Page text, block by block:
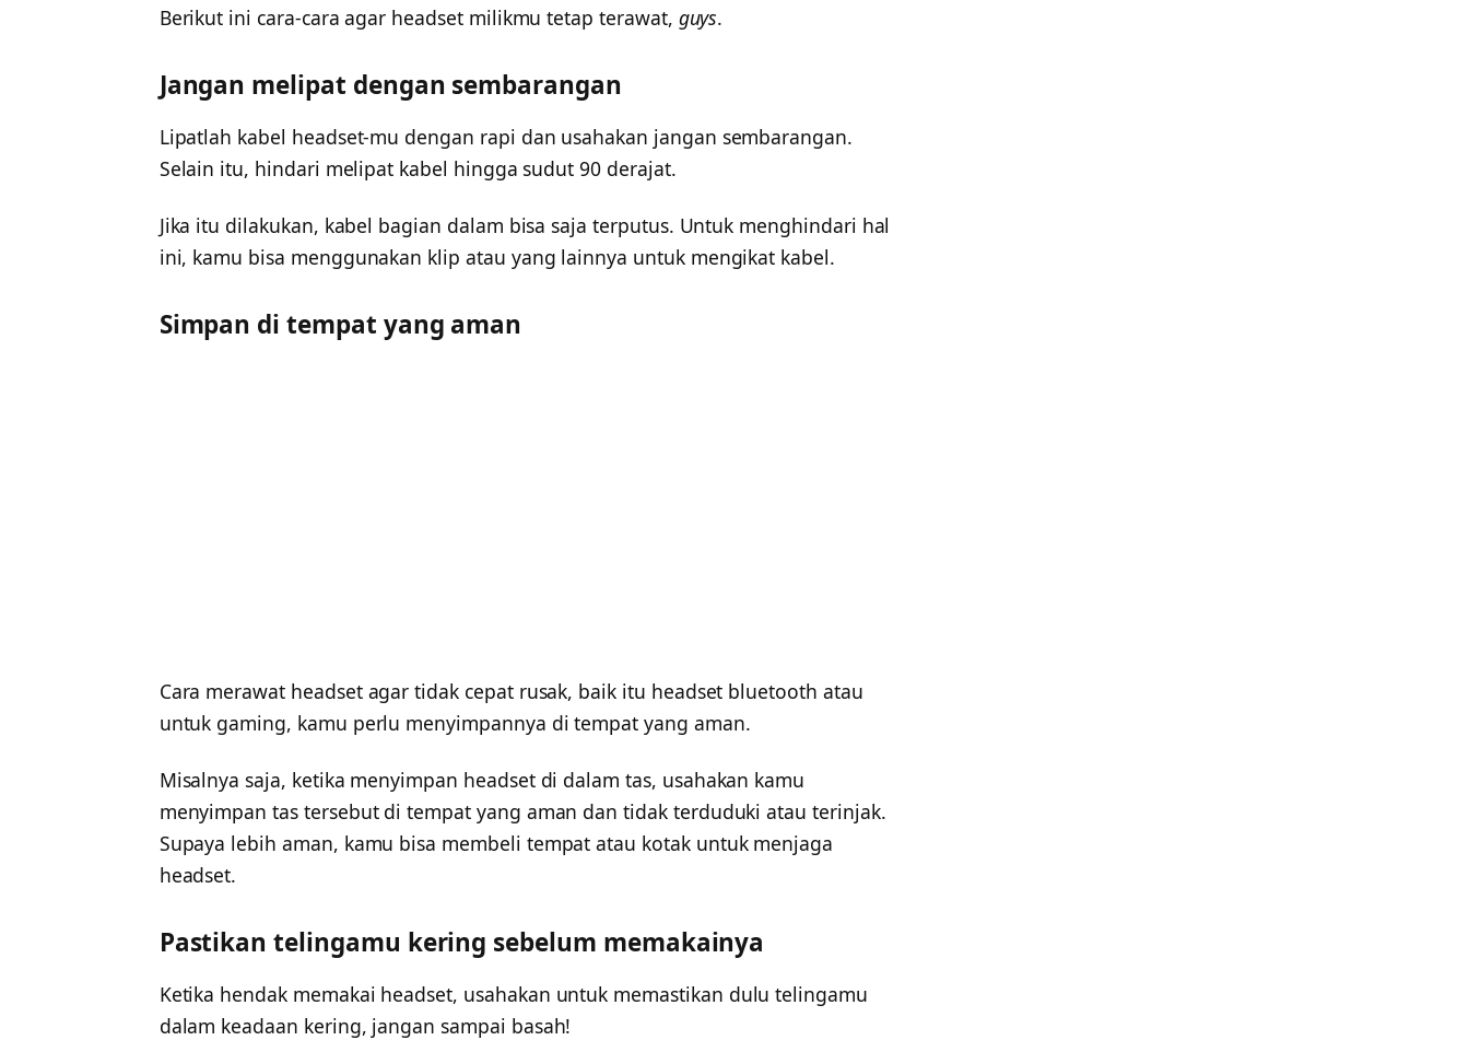
Berikut ini cara-cara agar headset milikmu tetap terawat, guys.
Jangan melipat dengan sembarangan
Lipatlah kabel headset-mu dengan rapi dan usahakan jangan sembarangan.
Selain itu, hindari melipat kabel hingga sudut 90 derajat.
Jika itu dilakukan, kabel bagian dalam bisa saja terputus. Untuk menghindari hal
ini, kamu bisa menggunakan klip atau yang lainnya untuk mengikat kabel.
Simpan di tempat yang aman
Cara merawat headset agar tidak cepat rusak, baik itu headset bluetooth atau
untuk gaming, kamu perlu menyimpannya di tempat yang aman.
Misalnya saja, ketika menyimpan headset di dalam tas, usahakan kamu
menyimpan tas tersebut di tempat yang aman dan tidak terduduki atau terinjak.
Supaya lebih aman, kamu bisa membeli tempat atau kotak untuk menjaga
headset.
Pastikan telingamu kering sebelum memakainya
Ketika hendak memakai headset, usahakan untuk memastikan dulu telingamu
dalam keadaan kering, jangan sampai basah!